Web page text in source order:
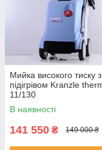
Мийка високого тиску з
підігрівом Kranzle
11/130
В наявності
141 550 ₴ 149 000 ₴